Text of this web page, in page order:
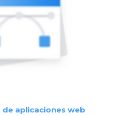
de aplicaciones web